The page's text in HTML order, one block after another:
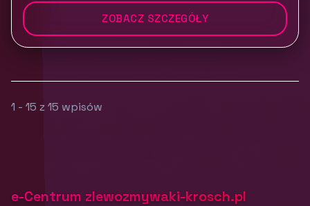
ZOBACZ SZCZEGÓŁY
1 - 15 z 15 wpisów
e-Centrum zlewozmywaki-krosch.pl